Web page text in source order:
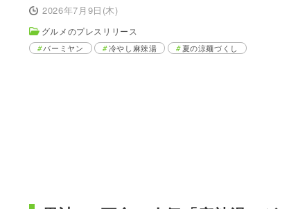
2026年7月9日(木)
グルメのプレスリリース
バーミヤン 冷やし麻辣湯 夏の涼麺づくし